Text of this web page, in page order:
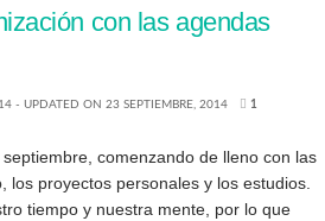
con las agendas
- UPDATED ON 23 SEPTIEMBRE, 2014 1
comenzando de lleno con las
los proyectos personales y los estudios.
tiempo y nuestra mente, por lo que